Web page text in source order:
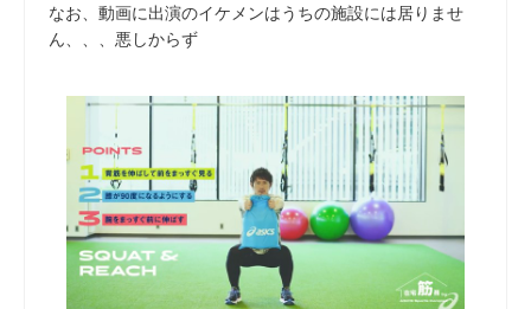
なお、動画に出演のイケメンはうちの施設には居りませ
ん、、、悪しからず